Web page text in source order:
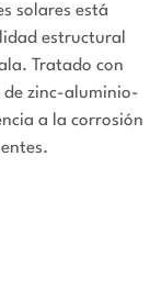
solares está
estructural
Tratado con
de zinc-aluminio-
a la corrosión